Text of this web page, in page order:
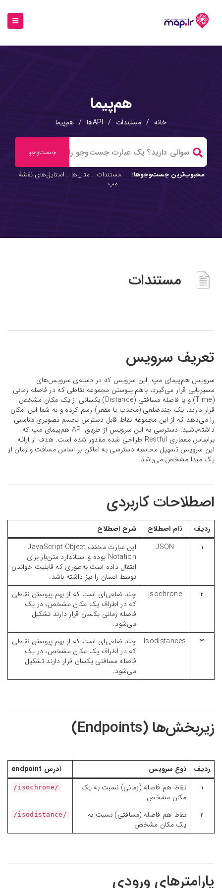
هم‌پیما
خانه / مستندات / APIها / هم‌پیما
محبوب‌ترین جست‌وجوها: مستندات , مثال‌ها , استایل‌های نقشهٔ
مپ
مستندات
تعریف سرویس
سرویس هم‌پیمای مپ. این سرویس که در دسته‌ی سرویس‌های
مسیریابی قرار می‌گیرد، باهم پیوستن مجموعه نقاطی که در فاصله زمانی
(Time) و یا فاصله مسافتی (Distance) یکسانی از یک مکان مشخص
قرار دارند، یک چندضلعی (محدب یا مقعر) رسم کرده و به شما این امکان
را می‌دهد که از این مجموعه نقاط قابل دسترس تجسم تصویری مناسبی
داشته‌باشید. دسترسی به این سرویس از طریق API هم‌پیمای مپ که
براساس معماری Restful طراحی شده مقدور شده است. هدف از ارائه
این سرویس تسهیل محاسبه دسترسی به اماکن بر اساس مسافت و زمان از
یک مبدا مشخص می‌باشد.
اصطلاحات کاربردی
ردیف نام اصطلاح شرح اصطلاح
۱
JSON
این عبارت مخفف JavaScript Object
Notation بوده و استاندارد متن‌باز برای
انتقال داده است به‌طوری که قابلیت خواندن
توسط انسان را نیز داشته باشد.
۲
Isochrone
چند ضلعی‌ای است که از بهم پیوستن نقاطی
که در اطراف یک مکان مشخص، در یک
فاصله زمانی یکسان قرار دارند تشکیل
می‌شود.
۳
Isodistances
چند ضلعی‌ای است که از بهم پیوستن نقاطی
که در اطراف یک مکان مشخص، در یک
فاصله مسافتی یکسان قرار دارند تشکیل
می‌شود.
زیربخش‌ها (Endpoints)
ردیف نوع سرویس
آدرس endpoint
۱
نقاط هم فاصله (زمانی) نسبت به یک
مکان مشخص
/isochrone/
۲
نقاط هم فاصله (مسافتی) نسبت به
یک مکان مشخص
/isodistance/
پارامترهای ورودی